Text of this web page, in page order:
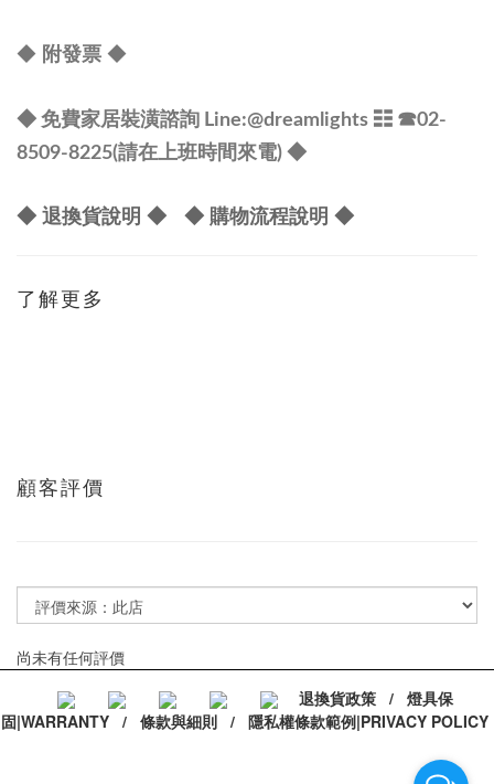
◆ 附發票◆
◆ 免費家居裝潢諮詢 Line:@dreamlights ☷ ☎02-
8509-8225(請在上班時間來電) ◆
◆ 退換貨說明 ◆ ◆ 購物流程說明 ◆
了解更多
顧客評價
尚未有任何評價
退換貨政策 / 燈具保
固|WARRANTY / 條款與細則 / 隱私權條款範例|PRIVACY POLICY